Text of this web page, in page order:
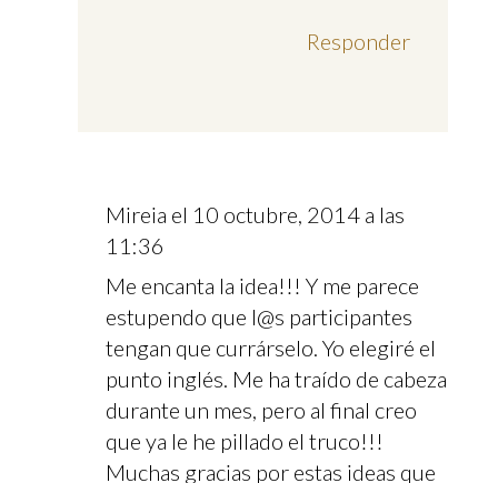
Responder
Mireia el 10 octubre, 2014 a las
11:36
Me encanta la idea!!! Y me parece
estupendo que l@s participantes
tengan que currárselo. Yo elegiré el
punto inglés. Me ha traído de cabeza
durante un mes, pero al final creo
que ya le he pillado el truco!!!
Muchas gracias por estas ideas que